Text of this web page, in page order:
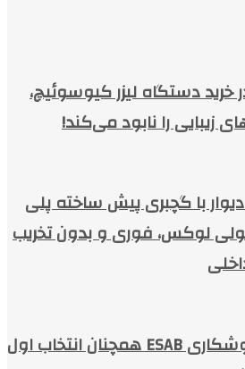
خرید دستگاه لیزر کیوسوئیچ،
زیبایی را نابود می‌کند!
با گچبری پیش ساخته پلی
لوکس، فوری و بدون تخریب
چرا محصولات جوشکاری ESAB همچنان انتخاب اول